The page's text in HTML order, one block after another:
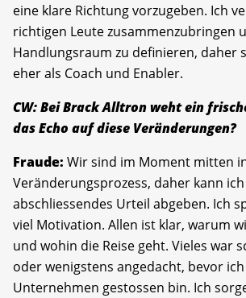
eine klare Richtung vorzugeben. Ich
richtigen Leute zusammenzubringen
Handlungsraum zu definieren, daher
eher als Coach und Enabler.
CW: Bei Brack Alltron weht ein
das Echo auf diese Veränderungen?
Fraude: Wir sind im Moment mitten
Veränderungsprozess, daher kann
abschliessendes Urteil abgeben. Ich
viel Motivation. Allen ist klar, warum
und wohin die Reise geht. Vieles war
oder wenigstens angedacht, bevor
Unternehmen gestossen bin. Ich